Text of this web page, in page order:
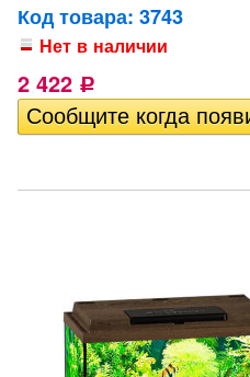
Код товара: 3743
Нет в наличии
2 422 Р